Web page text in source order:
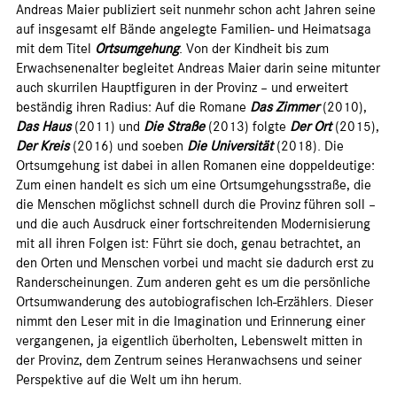
Andreas Maier publiziert seit nunmehr schon acht Jahren seine
auf insgesamt elf Bände angelegte Familien- und Heimatsaga
mit dem Titel Ortsumgehung. Von der Kindheit bis zum
Erwachsenenalter begleitet Andreas Maier darin seine mitunter
auch skurrilen Hauptfiguren in der Provinz – und erweitert
beständig ihren Radius: Auf die Romane Das Zimmer(2010),
Das Haus(2011) und Die Straße(2013) folgte Der Ort(2015),
Der Kreis(2016) und soeben Die Universität(2018). Die
Ortsumgehung ist dabei in allen Romanen eine doppeldeutige:
Zum einen handelt es sich um eine Ortsumgehungsstraße, die
die Menschen möglichst schnell durch die Provinz führen soll –
und die auch Ausdruck einer fortschreitenden Modernisierung
mit all ihren Folgen ist: Führt sie doch, genau betrachtet, an
den Orten und Menschen vorbei und macht sie dadurch erst zu
Randerscheinungen. Zum anderen geht es um die persönliche
Ortsumwanderung des autobiografischen Ich-Erzählers. Dieser
nimmt den Leser mit in die Imagination und Erinnerung einer
vergangenen, ja eigentlich überholten, Lebenswelt mitten in
der Provinz, dem Zentrum seines Heranwachsens und seiner
Perspektive auf die Welt um ihn herum.